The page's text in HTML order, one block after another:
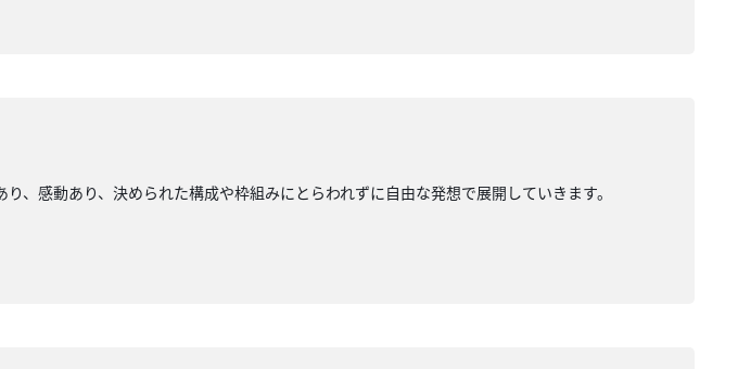
、感動あり、決められた構成や枠組みにとらわれずに自由な発想で展開していきます。